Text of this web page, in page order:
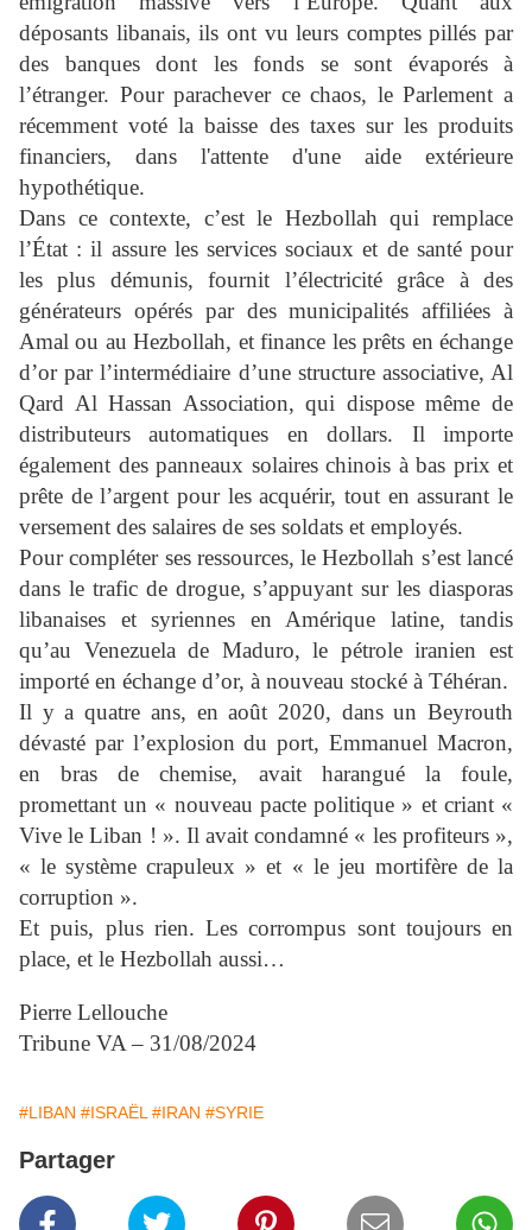
déposants libanais, ils ont vu leurs comptes pillés par
des banques dont les fonds se sont évaporés à
l’étranger. Pour parachever ce chaos, le Parlement a
récemment voté la baisse des taxes sur les produits
financiers, dans l'attente d'une aide extérieure
hypothétique.
Dans ce contexte, c’est le Hezbollah qui remplace
l’État : il assure les services sociaux et de santé pour
les plus démunis, fournit l’électricité grâce à des
générateurs opérés par des municipalités affiliées à
Amal ou au Hezbollah, et finance les prêts en échange
d’or par l’intermédiaire d’une structure associative, Al
Qard Al Hassan Association, qui dispose même de
distributeurs automatiques en dollars. Il importe
également des panneaux solaires chinois à bas prix et
prête de l’argent pour les acquérir, tout en assurant le
versement des salaires de ses soldats et employés.
Pour compléter ses ressources, le Hezbollah s’est lancé
dans le trafic de drogue, s’appuyant sur les diasporas
libanaises et syriennes en Amérique latine, tandis
qu’au Venezuela de Maduro, le pétrole iranien est
importé en échange d’or, à nouveau stocké à Téhéran.
Il y a quatre ans, en août 2020, dans un Beyrouth
dévasté par l’explosion du port, Emmanuel Macron,
en bras de chemise, avait harangué la foule,
promettant un « nouveau pacte politique » et criant «
Vive le Liban ! ». Il avait condamné « les profiteurs »,
« le système crapuleux » et « le jeu mortifère de la
corruption ».
Et puis, plus rien. Les corrompus sont toujours en
place, et le Hezbollah aussi…
Pierre Lellouche
Tribune VA – 31/08/2024
#LIBAN #ISRAËL #IRAN #SYRIE
Partager